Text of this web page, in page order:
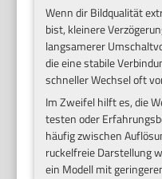
Wenn dir Bildqualität
bist, kleinere
langsamerer
die eine stabile
schneller Wechsel oft
Im Zweifel hilft es, die
testen oder
häufig zwischen
ruckelfreie Darstellung
ein Modell mit